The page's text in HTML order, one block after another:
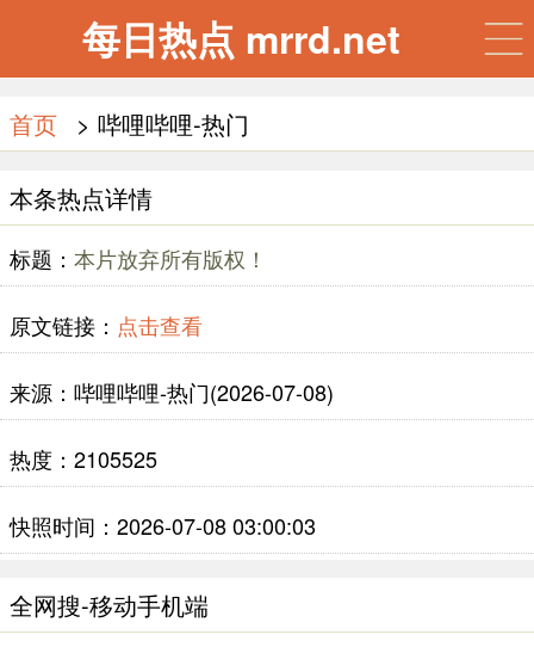
每日热点 mrrd.net
首页 > 哔哩哔哩-热门
本条热点详情
标题： 本片放弃所有版权！
原文链接： 点击查看
来源：哔哩哔哩-热门(2026-07-08)
热度：2105525
快照时间：2026-07-08 03:00:03
全网搜-移动手机端